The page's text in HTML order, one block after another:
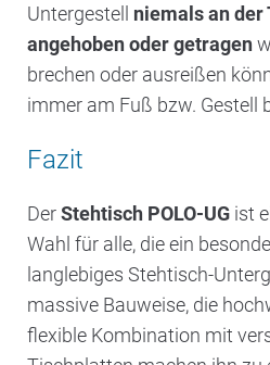
Untergestell niemals an
angehoben oder getragen
brechen oder ausreißen
immer am Fuß bzw. Gestell
Fazit
DerStehtisch POLO-UG ist
Wahl für alle, die ein
langlebiges Stehtisch-
massive Bauweise, die
flexible Kombination mit